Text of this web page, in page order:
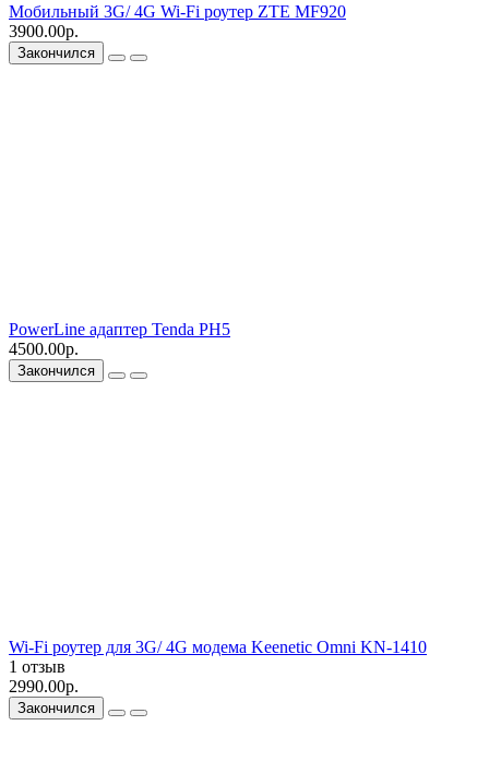
Мобильный 3G/ 4G Wi-Fi роутер ZTE MF920
3900.00р.
Закончился
PowerLine адаптер Tenda PH5
4500.00р.
Закончился
Wi-Fi роутер для 3G/ 4G модема Keenetic Omni KN-1410
1 отзыв
2990.00р.
Закончился